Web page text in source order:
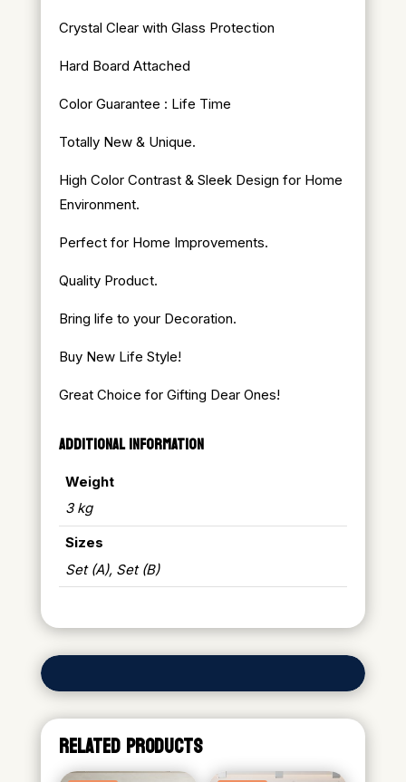
Crystal Clear with Glass Protection
Hard Board Attached
Color Guarantee : Life Time
Totally New & Unique.
High Color Contrast & Sleek Design for Home
Environment.
Perfect for Home Improvements.
Quality Product.
Bring life to your Decoration.
Buy New Life Style!
Great Choice for Gifting Dear Ones!
ADDITIONAL INFORMATION
Weight
3 kg
Sizes
Set (A), Set (B)
RELATED PRODUCTS